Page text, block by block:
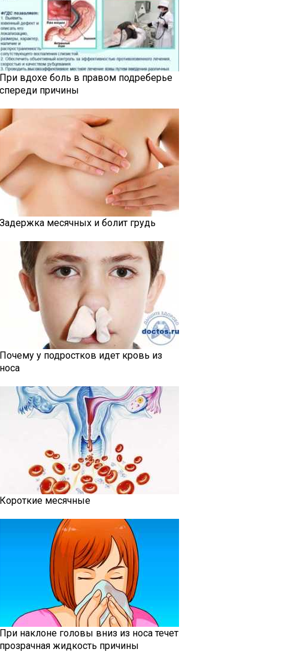
При вдохе боль в правом подреберье
спереди причины
Задержка месячных и болит грудь
Почему у подростков идет кровь из
носа
Короткие месячные
При наклоне головы вниз из носа течет
прозрачная жидкость причины